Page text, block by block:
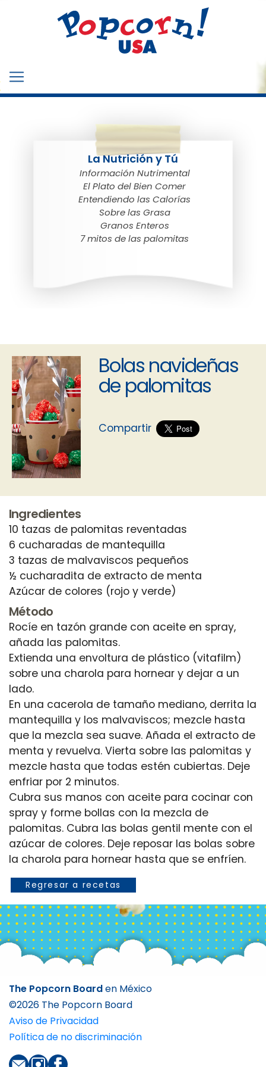
La Nutrición y Tú
Información Nutrimental
El Plato del Bien Comer
Entendiendo las Calorías
Sobre las Grasa
Granos Enteros
7 mitos de las palomitas
Bolas navideñas
de palomitas
Compartir
Ingredientes
10 tazas de palomitas reventadas
6 cucharadas de mantequilla
3 tazas de malvaviscos pequeños
½ cucharadita de extracto de menta
Método
Rocíe en tazón grande con aceite en spray,
añada las palomitas.
Extienda una envoltura de plástico (vitafilm)
sobre una charola para hornear y dejar a un
lado.
En una cacerola de tamaño mediano, derrita la
mantequilla y los malvaviscos; mezcle hasta
que la mezcla sea suave. Añada el extracto de
menta y revuelva. Vierta sobre las palomitas y
mezcle hasta que todas estén cubiertas. Deje
enfriar por 2 minutos.
Cubra sus manos con aceite para cocinar con
spray y forme bollas con la mezcla de
palomitas. Cubra las bolas gentil mente con el
azúcar de colores. Deje reposar las bolas sobre
Regresar a recetas
The Popcorn Boarden México
©2026 The Popcorn Board
Aviso de Privacidad
Política de no discriminación